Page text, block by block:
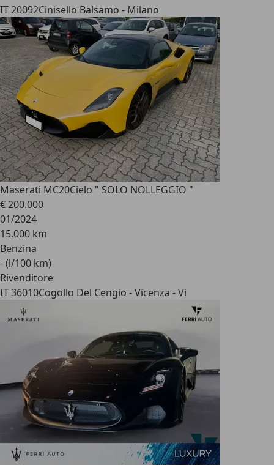
IT 20092Cinisello Balsamo - Milano
Maserati MC20Cielo " SOLO NOLLEGGIO "
€ 200.000
01/2024
15.000 km
Benzina
- (l/100 km)
Rivenditore
IT 36010Cogollo Del Cengio - Vicenza - Vi